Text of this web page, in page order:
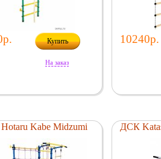
Купить
На заказ
10240р.
Kabe Midzumi ДСК